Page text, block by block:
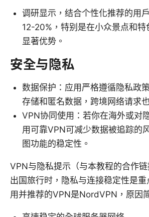
调研显示，结合个性化推荐的用
12-20%，特别是在小众景点和特
显著优势。
安全与隐私
数据保护：应用严格遵循隐私政
存储和匿名数据，跨境网络请求
VPN协同使用：若你在海外或对
用可靠VPN可减少数据被追踪的
图功能的稳定性。
VPN与隐私提示（与本教程的合作
出国旅行时，隐私与连接稳定性是
用并推荐的VPN是NordVPN，原因